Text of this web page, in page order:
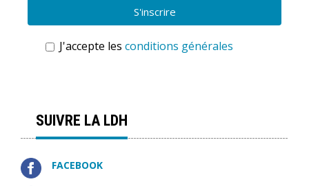
J'accepte les conditions générales
SUIVRE LA LDH
FACEBOOK